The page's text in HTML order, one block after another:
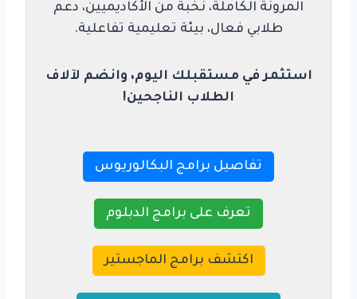
المرونة الكاملة، نخبة من الأكاديميين، دعم
طلابي فعال، بيئة تعليمية تفاعلية.
استثمر في مستقبلك اليوم، وانضم لآلاف
الطلاب الناجحين!
تفاصيل برامج البكالوريوس
تعرف على برامج الدبلوم
اكتشف برامج الماجستير